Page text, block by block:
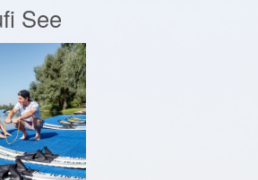
See